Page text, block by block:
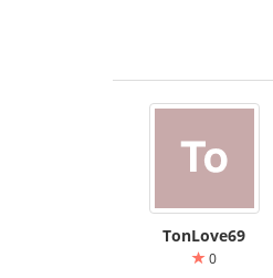
TonLove69
0